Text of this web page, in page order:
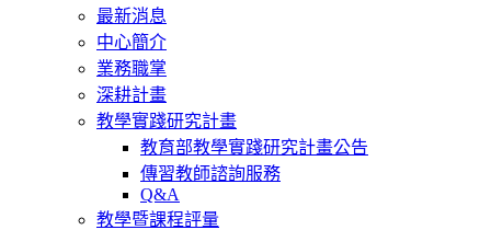
最新消息
中心簡介
業務職掌
深耕計畫
教學實踐研究計畫
教育部教學實踐研究計畫公告
傳習教師諮詢服務
Q&A
教學暨課程評量